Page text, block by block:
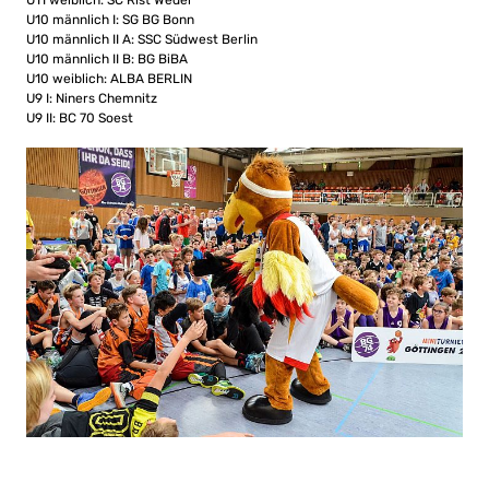
U10 männlich I: SG BG Bonn
U10 männlich II A: SSC Südwest Berlin
U10 männlich II B: BG BiBA
U10 weiblich: ALBA BERLIN
U9 I: Niners Chemnitz
U9 II: BC 70 Soest